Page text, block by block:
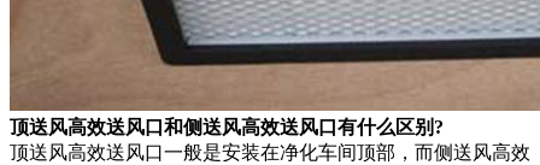
顶送风高效送风口和侧送风高效送风口有什么区别?
顶送风高效送风口一般是安装在净化车间顶部，而侧送风高效